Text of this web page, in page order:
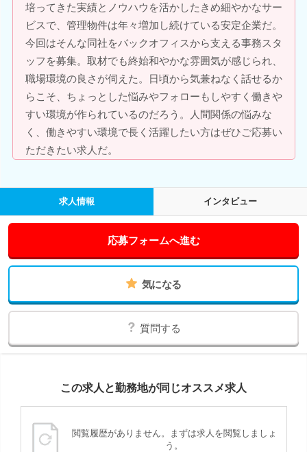
培ってきた実績とノウハウを活かしたきめ細やかなサー
ビスで、管理物件は年々増加し続けている安定企業だ。
今回はそんな同社をバックオフィスから支える事務スタ
ッフを募集。取材でも終始和やかな雰囲気が感じられ、
職場環境の良さが伺えた。日頃から気兼ねなく話せるか
らこそ、ちょっとした悩みやフォローもしやすく働きや
すい環境が作られているのだろう。人間関係の悩みな
く、働きやすい環境で長く活躍したい方はぜひご応募い
ただきたい求人だ。
求人情報 インタビュー
応募フォームへ進む
気になる
質問する
この求人と勤務地が同じオススメ求人
閲覧履歴がありません。まずは求人を閲覧しましょ
う。